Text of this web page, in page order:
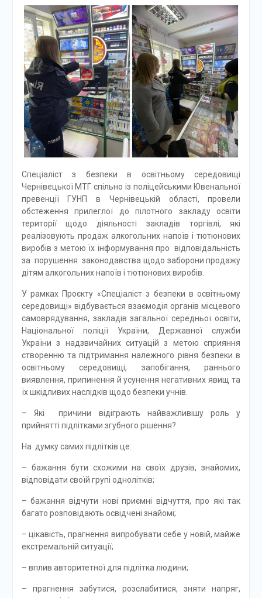
Спеціаліст з безпеки в освітньому середовищі
Чернівецької МТГ спільно із поліцейськими Ювенальної
превенції ГУНП в Чернівецькій області, провели
обстеження прилеглої до пілотного закладу освіти
території щодо діяльності закладів торгівлі, які
реалізовують продаж алкогольних напоїв і тютюнових
виробів з метою їх інформування про відповідальність
за порушення законодавства щодо заборони продажу
дітям алкогольних напоїв і тютюнових виробів.
У рамках Проєкту «Спеціаліст з безпеки в освітньому
середовищі» відбувається взаємодія органів місцевого
самоврядування, закладів загальної середньої освіти,
Національної поліції України, Державної служби
України з надзвичайних ситуацій з метою сприяння
створенню та підтримання належного рівня безпеки в
освітньому середовищі, запобігання, раннього
виявлення, припинення й усунення негативних явищ та
їх шкідливих наслідків щодо безпеки учнів.
– Які причини відіграють найважливішу роль у
прийнятті підлітками згубного рішення?
На думку самих підлітків це:
– бажання бути схожими на своїх друзів, знайомих,
відповідати своїй групі однолітків;
– бажання відчути нові приємні відчуття, про які так
багато розповідають освідчені знайомі;
– цікавість, прагнення випробувати себе у новій, майже
екстремальній ситуації;
– вплив авторитетної для підлітка людини;
– прагнення забутися, розслабитися, зняти напряг,